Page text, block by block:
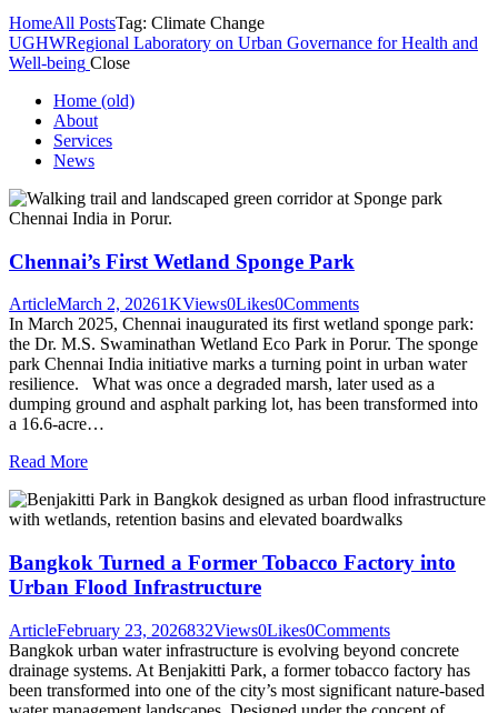
HomeAll PostsTag: Climate Change
UGHWRegional Laboratory on Urban Governance for Health and
Well-being Close
Home (old)
About
Services
News
Chennai’s First Wetland Sponge Park
ArticleMarch 2, 20261KViews0Likes0Comments
In March 2025, Chennai inaugurated its first wetland sponge park:
the Dr. M.S. Swaminathan Wetland Eco Park in Porur. The sponge
park Chennai India initiative marks a turning point in urban water
resilience. What was once a degraded marsh, later used as a
dumping ground and asphalt parking lot, has been transformed into
a 16.6-acre…
Read More
Bangkok Turned a Former Tobacco Factory into
Urban Flood Infrastructure
ArticleFebruary 23, 2026832Views0Likes0Comments
Bangkok urban water infrastructure is evolving beyond concrete
drainage systems. At Benjakitti Park, a former tobacco factory has
been transformed into one of the city’s most significant nature-based